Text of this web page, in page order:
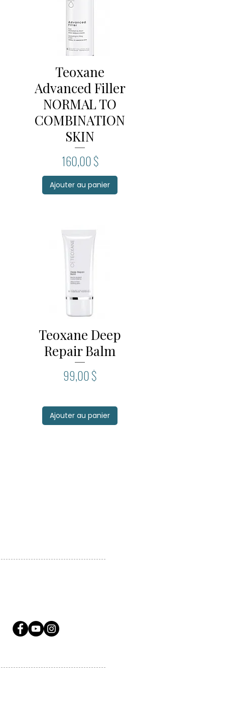
Aperçu rapide
Teoxane
Advanced Filler
NORMAL TO
COMBINATION
SKIN
Prix
160,00 $
Ajouter au panier
Aperçu rapide
Teoxane Deep
Repair Balm
Prix
99,00 $
Ajouter au panier